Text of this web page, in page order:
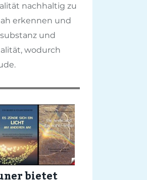
nachhaltig zu
erkennen und
und
wodurch
bietet